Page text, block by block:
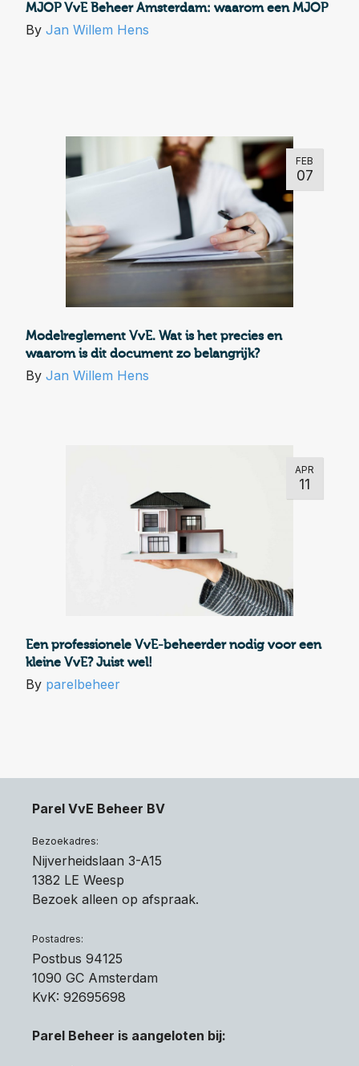
MJOP VvE Beheer Amsterdam: waarom een MJOP
By Jan Willem Hens
FEB
07
Modelreglement VvE. Wat is het precies en
waarom is dit document zo belangrijk?
By Jan Willem Hens
APR
11
Een professionele VvE-beheerder nodig voor een
kleine VvE? Juist wel!
By parelbeheer
Parel VvE Beheer BV
Bezoekadres:
Nijverheidslaan 3-A15
1382 LE Weesp
Bezoek alleen op afspraak.
Postadres:
Postbus 94125
1090 GC Amsterdam
KvK: 92695698
Parel Beheer is aangeloten bij: